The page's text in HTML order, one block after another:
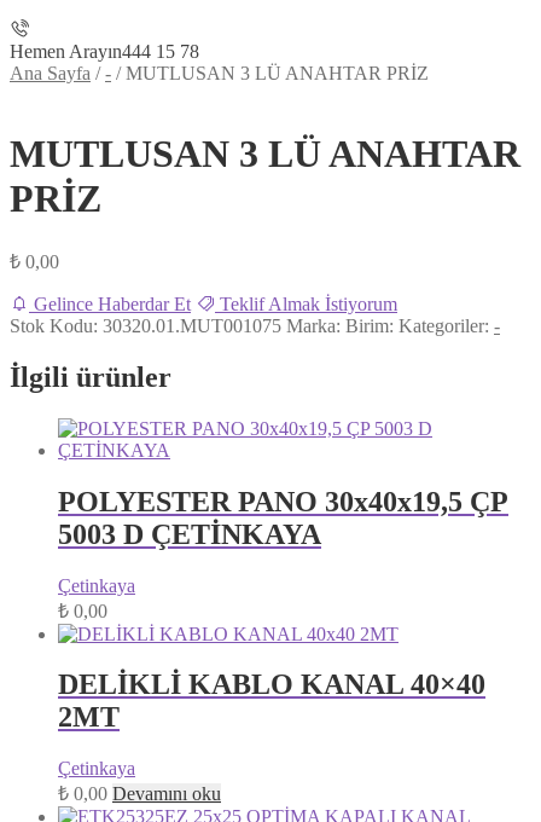
Hemen Arayın444 15 78
Ana Sayfa /- /MUTLUSAN 3 LÜ ANAHTAR PRİZ
MUTLUSAN 3 LÜ ANAHTAR
PRİZ
₺ 0,00
Gelince Haberdar Et
Teklif Almak İstiyorum
Stok Kodu: 30320.01.MUT001075 Marka: Birim: Kategoriler: -
İlgili ürünler
POLYESTER PANO 30x40x19,5 ÇP
5003 D ÇETİNKAYA
Çetinkaya
₺ 0,00
DELİKLİ KABLO KANAL 40×40
2MT
Çetinkaya
₺ 0,00 Devamını oku